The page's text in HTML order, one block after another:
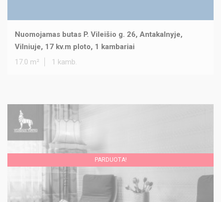
Nuomojamas butas P. Vileišio g. 26, Antakalnyje,
Vilniuje, 17 kv.m ploto, 1 kambariai
17.0 m²
1 kamb.
PARDUOTA!